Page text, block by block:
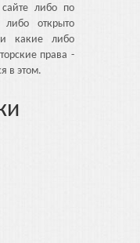
либо по
либо открыто
какие либо
права -
в этом.